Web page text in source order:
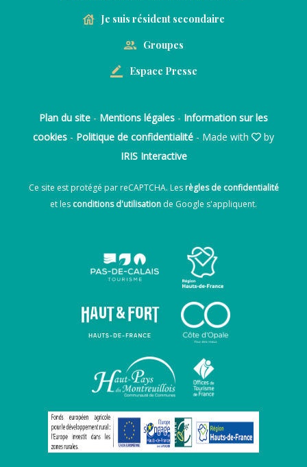
Je suis résident secondaire
Groupes
Espace Presse
Plan du site - Mentions légales - Information sur les
cookies - Politique de confidentialité - Made with
by
IRIS Interactive
Ce site est protégé par reCAPTCHA. Lesrègles de confidentialité
et les conditions d'utilisation de Google s'appliquent.